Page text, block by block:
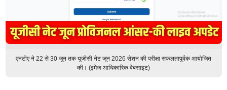
एनटीए ने 22 से 30 जून तक यूजीसी नेट जून 2026 सेशन की परीक्षा सफलतापूर्वक आयोजित
की। (इमेज-आधिकारिक वेबसाइट)